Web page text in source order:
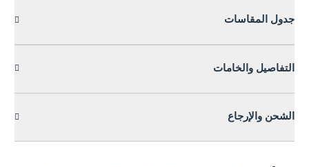
جدول المقاسات
التفاصيل والخامات
الشحن والإرجاع